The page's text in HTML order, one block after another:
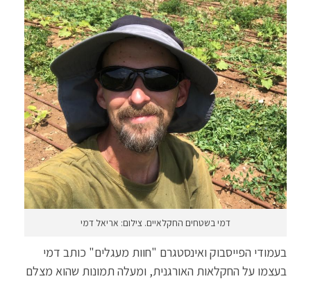
דמי בשטחים החקלאיים. צילום: אריאל דמי
בעמודי הפייסבוק ואינסטגרם "חוות מעגלים" כותב דמי
בעצמו על החקלאות האורגנית, ומעלה תמונות שהוא מצלם